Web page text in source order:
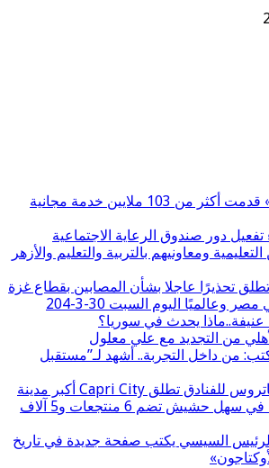
«100 يوم صحة» قدمت أكثر من 103 ملايين خدمة مجانية
تفعيل دور صندوق الرعاية الاجتماعية
ومعاونيهم بالتربية والتعليم والأزهر
تطلق تحذيرًا عاجلا بشأن المصابين بقطاع غزة
وعالميًا اليوم السبت 30-3-204
عنيفة..ماذا يحدث في سوريا؟
من التجديد مع علي معلول
من داخل التجربة.. أشهد لـ”مستقبل
مجموعة بيك الباتروس للفنادق تطلق Capri City أكبر مدينة
سياحية متكاملة في سهل حشيش تضم 6 منتجعات و5 آلاف
السيسي يكتب صفحة جديدة في تاريخ